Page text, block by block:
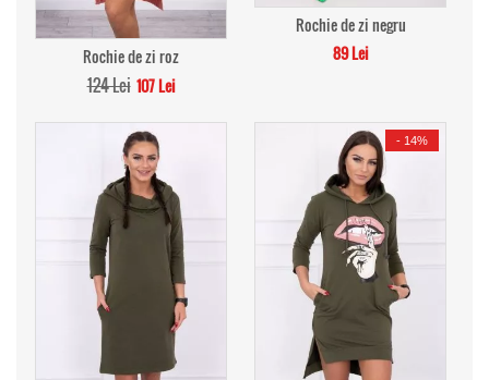
Rochie de zi roz
124 Lei 107 Lei
Rochie de zi negru
89 Lei
- 14%